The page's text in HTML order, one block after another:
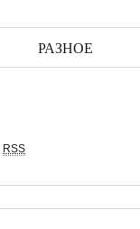
РАЗНОЕ
RSS